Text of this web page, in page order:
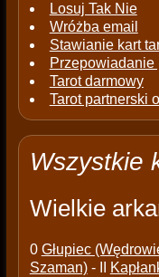
Losuj Tak Nie
Wróżba email
Stawianie kart
Przepowiadanie
Tarot darmowy
Tarot partnerski
Wszystkie
Wielkie
0 Głupiec
Szaman)- II